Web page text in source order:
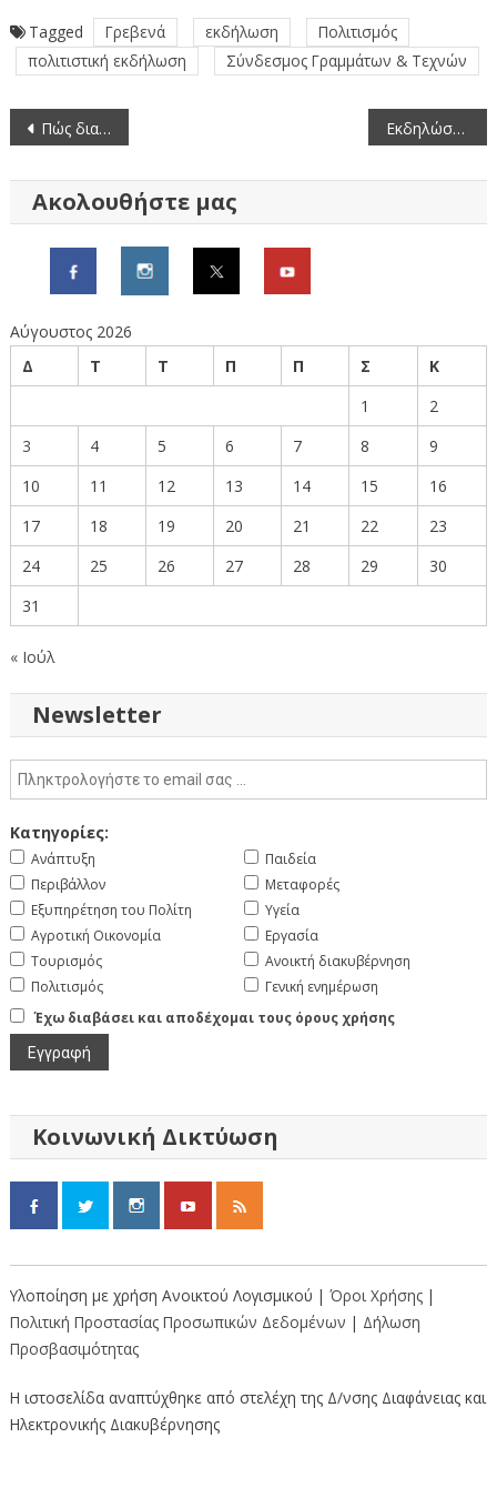
Tagged Γρεβενά εκδήλωση
Πολιτισμός
πολιτιστική εκδήλωση
Σύνδεσμος Γραμμάτων & Τεχνών
Πλοήγηση
Πώς διαμορφώνονται οι μέσες τιμές οπωροκηπευτικών (3/6-9/6/2022) Εκδηλώσεις του Κέντρου Πρόληψης ΟΡΙΖΟΝΤΕΣ για την παγκόσμια ημέρα κατά των Ναρκωτικών σε Γρεβενά και Δεσκάτη
Ακολουθήστε μας
Αύγουστος 2026
Δ
Τ Τ Π Π Σ
Κ
1
2
3
4 5 6 7 8
9
10
11 12 13 14 15
16
17
18 19 20 21 22
23
24
25 26 27 28 29
30
31
« Ιούλ
Newsletter
Κατηγορίες:
Ανάπτυξη
Περιβάλλον
Εξυπηρέτηση του Πολίτη
Αγροτική Οικονομία
Τουρισμός
Πολιτισμός
Παιδεία
Μεταφορές
Υγεία
Εργασία
Ανοικτή διακυβέρνηση
Γενική ενημέρωση
Έχω διαβάσει και αποδέχομαι τους όρους χρήσης
Κοινωνική Δικτύωση
Υλοποίηση με χρήση Ανοικτού Λογισμικού | Όροι Χρήσης |
Πολιτική Προστασίας Προσωπικών Δεδομένων | Δήλωση
Προσβασιμότητας
Η ιστοσελίδα αναπτύχθηκε από στελέχη της Δ/νσης Διαφάνειας και
Ηλεκτρονικής Διακυβέρνησης